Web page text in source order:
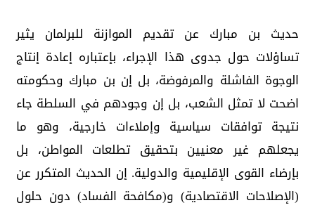
حديث بن مبارك عن تقديم الموازنة للبرلمان يثير
تساؤلات حول جدوى هذا الإجراء، بإعتباره إعادة إنتاج
الوجوة الفاشلة والمرفوضة، بل إن بن مبارك وحكومته
اضحت لا تمثل الشعب، بل إن وجودهم في السلطة جاء
نتيجة توافقات سياسية وإملاءات خارجية، وهو ما
يجعلهم غير معنيين بتحقيق تطلعات المواطن، بل
بإرضاء القوى الإقليمية والدولية. إن الحديث المتكرر عن
(الإصلاحات الاقتصادية) و(مكافحة الفساد) دون حلول